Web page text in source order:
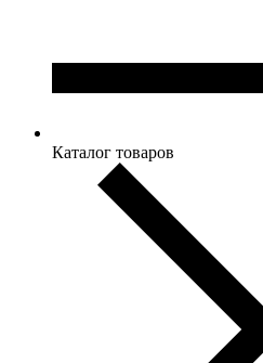
Каталог товаров